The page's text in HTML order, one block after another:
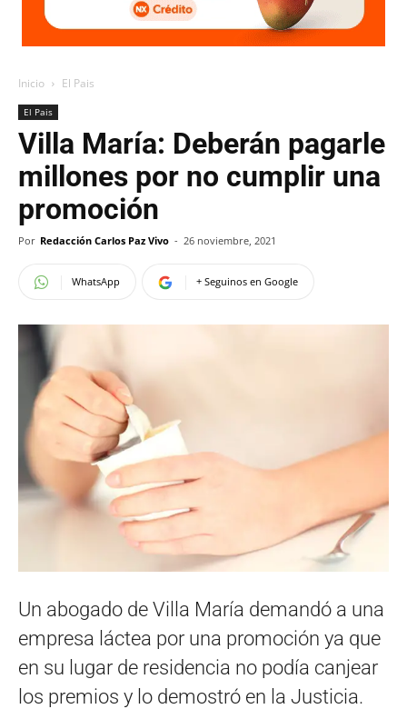
Inicio El Pais
El Pais
Villa María: Deberán pagarle
millones por no cumplir una
promoción
Por Redacción Carlos Paz Vivo - 26 noviembre, 2021
WhatsApp + Seguinos en Google
Un abogado de Villa María demandó a una
empresa láctea por una promoción ya que
en su lugar de residencia no podía canjear
los premios y lo demostró en la Justicia.